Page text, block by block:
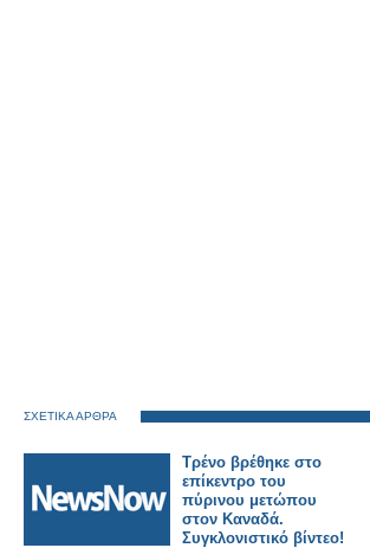
ΣΧΕΤΙΚΑ ΑΡΘΡΑ
Τρένο βρέθηκε στο
επίκεντρο του
πύρινου μετώπου
στον Καναδά.
Συγκλονιστικό βίντεο!